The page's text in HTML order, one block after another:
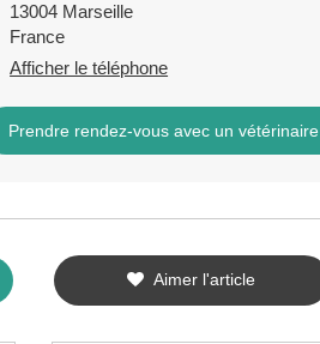
13004 Marseille
France
Afficher le téléphone
Prendre rendez-vous avec un vétérinaire
Aimer l'article